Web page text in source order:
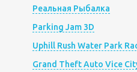
Реальная Рыбалка
Parking Jam 3D
Uphill Rush Water Park
Grand Theft Auto Vice